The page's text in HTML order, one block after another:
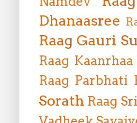
Dhanaasree
Raag Gauri
Raag Kaanrhaa
Raag Parbhati
Sorath Raag Sri